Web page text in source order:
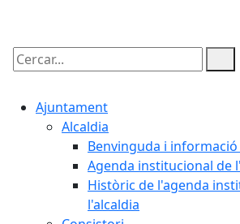
Cercar:
Ajuntament
Alcaldia
Benvinguda i informació
Agenda institucional de
Històric de l'agenda
l'alcaldia